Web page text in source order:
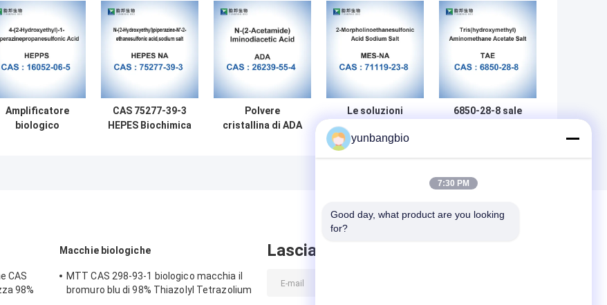
Amplificatore
biologico
CAS 75277-39-3
HEPES Biochimica
Polvere
cristallina di ADA
Le soluzioni
biologiche del
sale del sodio di
71119-23-8
6850-28-8 sale
dell'acetato di
Aminomethane
CAS
98%
Macchie biologiche
MTT CAS 298-93-1 biologico macchia il
bromuro blu di 98% Thiazolyl Tetrazolium
Lasciare messaggio
yunbangbio
7:30 PM
Good day, what product are you looking
for?